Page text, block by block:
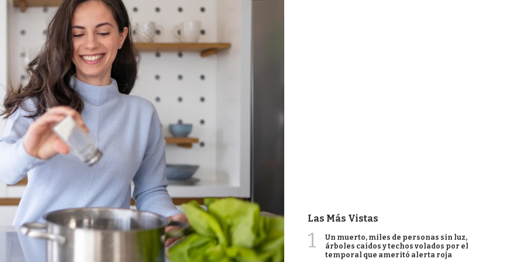
Las Más Vistas
1
Un muerto, miles de personas sin luz,
árboles caídos y techos volados por el
temporal que ameritó alerta roja